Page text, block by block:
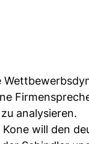
analysieren.
will den